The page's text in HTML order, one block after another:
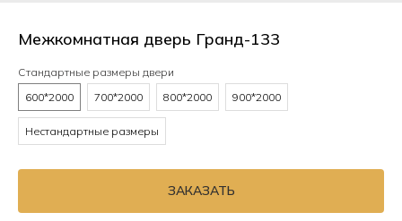
Межкомнатная дверь Гранд-133
Стандартные размеры двери
600*2000
700*2000 800*2000 900*2000
Нестандартные размеры
ЗАКАЗАТЬ